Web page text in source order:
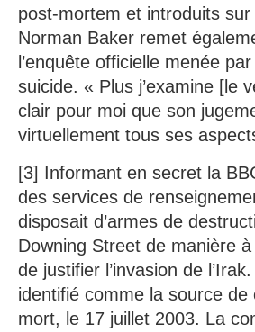
post-mortem et introduits
Norman Baker remet
l’enquête officielle menée
suicide. « Plus j’examine [le
clair pour moi que son
virtuellement tous ses
[3] Informant en secret la
des services de
disposait d’armes de
Downing Street de manière
de justifier l’invasion de
identifié comme la source
mort, le 17 juillet 2003. La